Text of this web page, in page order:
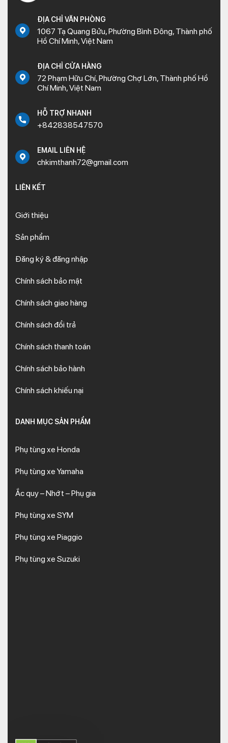
ĐỊA CHỈ VĂN PHÒNG
1067 Tạ Quang Bửu, Phường Bình Đông, Thành phố
Hồ Chí Minh, Việt Nam
ĐỊA CHỈ CỬA HÀNG
72 Phạm Hữu Chí, Phường Chợ Lớn, Thành phố Hồ
Chí Minh, Việt Nam
HỖ TRỢ NHANH
+842838547570
EMAIL LIÊN HỆ
chkimthanh72@gmail.com
LIÊN KẾT
Giới thiệu
Sản phẩm
Đăng ký & đăng nhập
Chính sách bảo mật
Chính sách giao hàng
Chính sách đổi trả
Chính sách thanh toán
Chính sách bảo hành
Chính sách khiếu nại
DANH MỤC SẢN PHẨM
Phụ tùng xe Honda
Phụ tùng xe Yamaha
Ắc quy – Nhớt – Phụ gia
Phụ tùng xe SYM
Phụ tùng xe Piaggio
Phụ tùng xe Suzuki